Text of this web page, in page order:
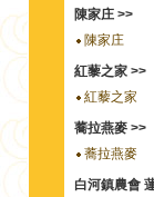
陳家庄 >>
陳家庄
紅藜之家 >>
紅藜之家
蕎拉燕麥 >>
蕎拉燕麥
白河鎮農會